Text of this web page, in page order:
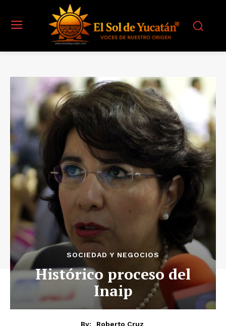
SOCIEDAD Y NEGOCIOS
Histórico proceso del
Inaip
By:
Roberto Cruz